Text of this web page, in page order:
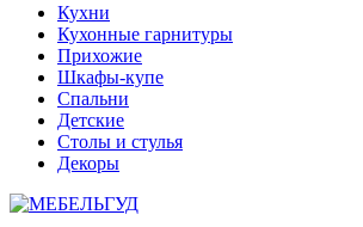
Кухни
Кухонные гарнитуры
Прихожие
Шкафы-купе
Спальни
Детские
Столы и стулья
Декоры